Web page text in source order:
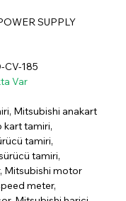
SUPPLY
CV-185
Var
Mitsubishi anakart
kart tamiri,
tamiri,
tamiri,
Mitsubishi motor
meter,